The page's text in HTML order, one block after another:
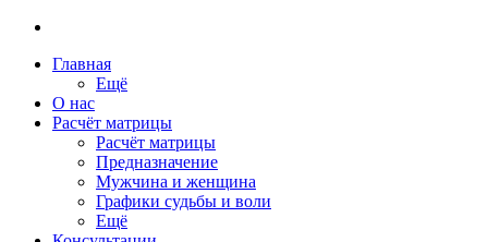
Главная
Ещё
О нас
Расчёт матрицы
Расчёт матрицы
Предназначение
Мужчина и женщина
Графики судьбы и воли
Ещё